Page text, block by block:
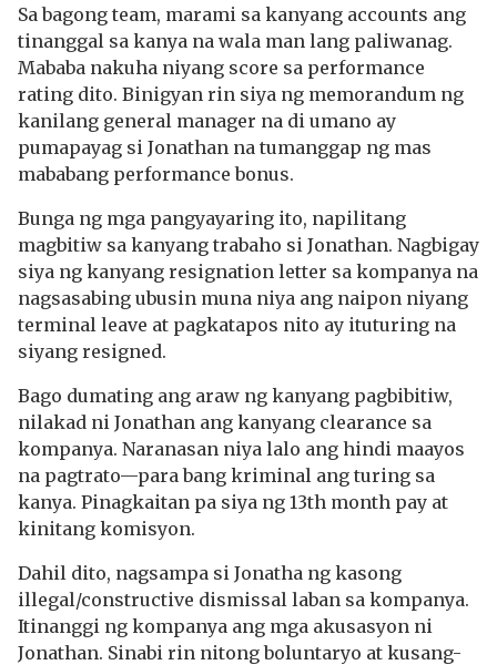
Sa bagong team, marami sa kanyang accounts ang
tinanggal sa kanya na wala man lang paliwanag.
Mababa nakuha niyang score sa performance
rating dito. Binigyan rin siya ng memorandum ng
kanilang general manager na di umano ay
pumapayag si Jonathan na tumanggap ng mas
mababang performance bonus.
Bunga ng mga pangyayaring ito, napilitang
magbitiw sa kanyang trabaho si Jonathan. Nagbigay
siya ng kanyang resignation letter sa kompanya na
nagsasabing ubusin muna niya ang naipon niyang
terminal leave at pagkatapos nito ay ituturing na
siyang resigned.
Bago dumating ang araw ng kanyang pagbibitiw,
nilakad ni Jonathan ang kanyang clearance sa
kompanya. Naranasan niya lalo ang hindi maayos
na pagtrato—para bang kriminal ang turing sa
kanya. Pinagkaitan pa siya ng 13th month pay at
kinitang komisyon.
Dahil dito, nagsampa si Jonatha ng kasong
illegal/constructive dismissal laban sa kompanya.
Itinanggi ng kompanya ang mga akusasyon ni
Jonathan. Sinabi rin nitong boluntaryo at kusang-